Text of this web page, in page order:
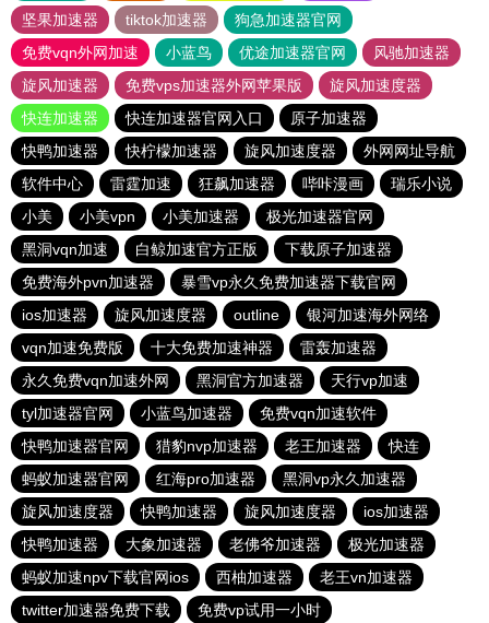
坚果加速器
tiktok加速器
狗急加速器官网
免费vqn外网加速
小蓝鸟 优途加速器官网
风驰加速器
旋风加速器
免费vps加速器外网苹果版
旋风加速度器
快连加速器
快连加速器官网入口
原子加速器
快鸭加速器
快柠檬加速器 旋风加速度器
外网网址导航
软件中心
雷霆加速 狂飙加速器 哔咔漫画
瑞乐小说
小美
小美vpn 小美加速器
极光加速器官网
黑洞vqn加速
白鲸加速官方正版
下载原子加速器
免费海外pvn加速器
暴雪vp永久免费加速器下载官网
ios加速器
旋风加速度器 outline
银河加速海外网络
vqn加速免费版
十大免费加速神器
雷轰加速器
永久免费vqn加速外网
黑洞官方加速器
天行vp加速
tyl加速器官网
小蓝鸟加速器
免费vqn加速软件
快鸭加速器官网
猎豹nvp加速器 老王加速器
快连
蚂蚁加速器官网
红海pro加速器
黑洞vp永久加速器
旋风加速度器
快鸭加速器 旋风加速度器
ios加速器
快鸭加速器
大象加速器 老佛爷加速器
极光加速器
蚂蚁加速npv下载官网ios
西柚加速器
老王vn加速器
twitter加速器免费下载
免费vp试用一小时